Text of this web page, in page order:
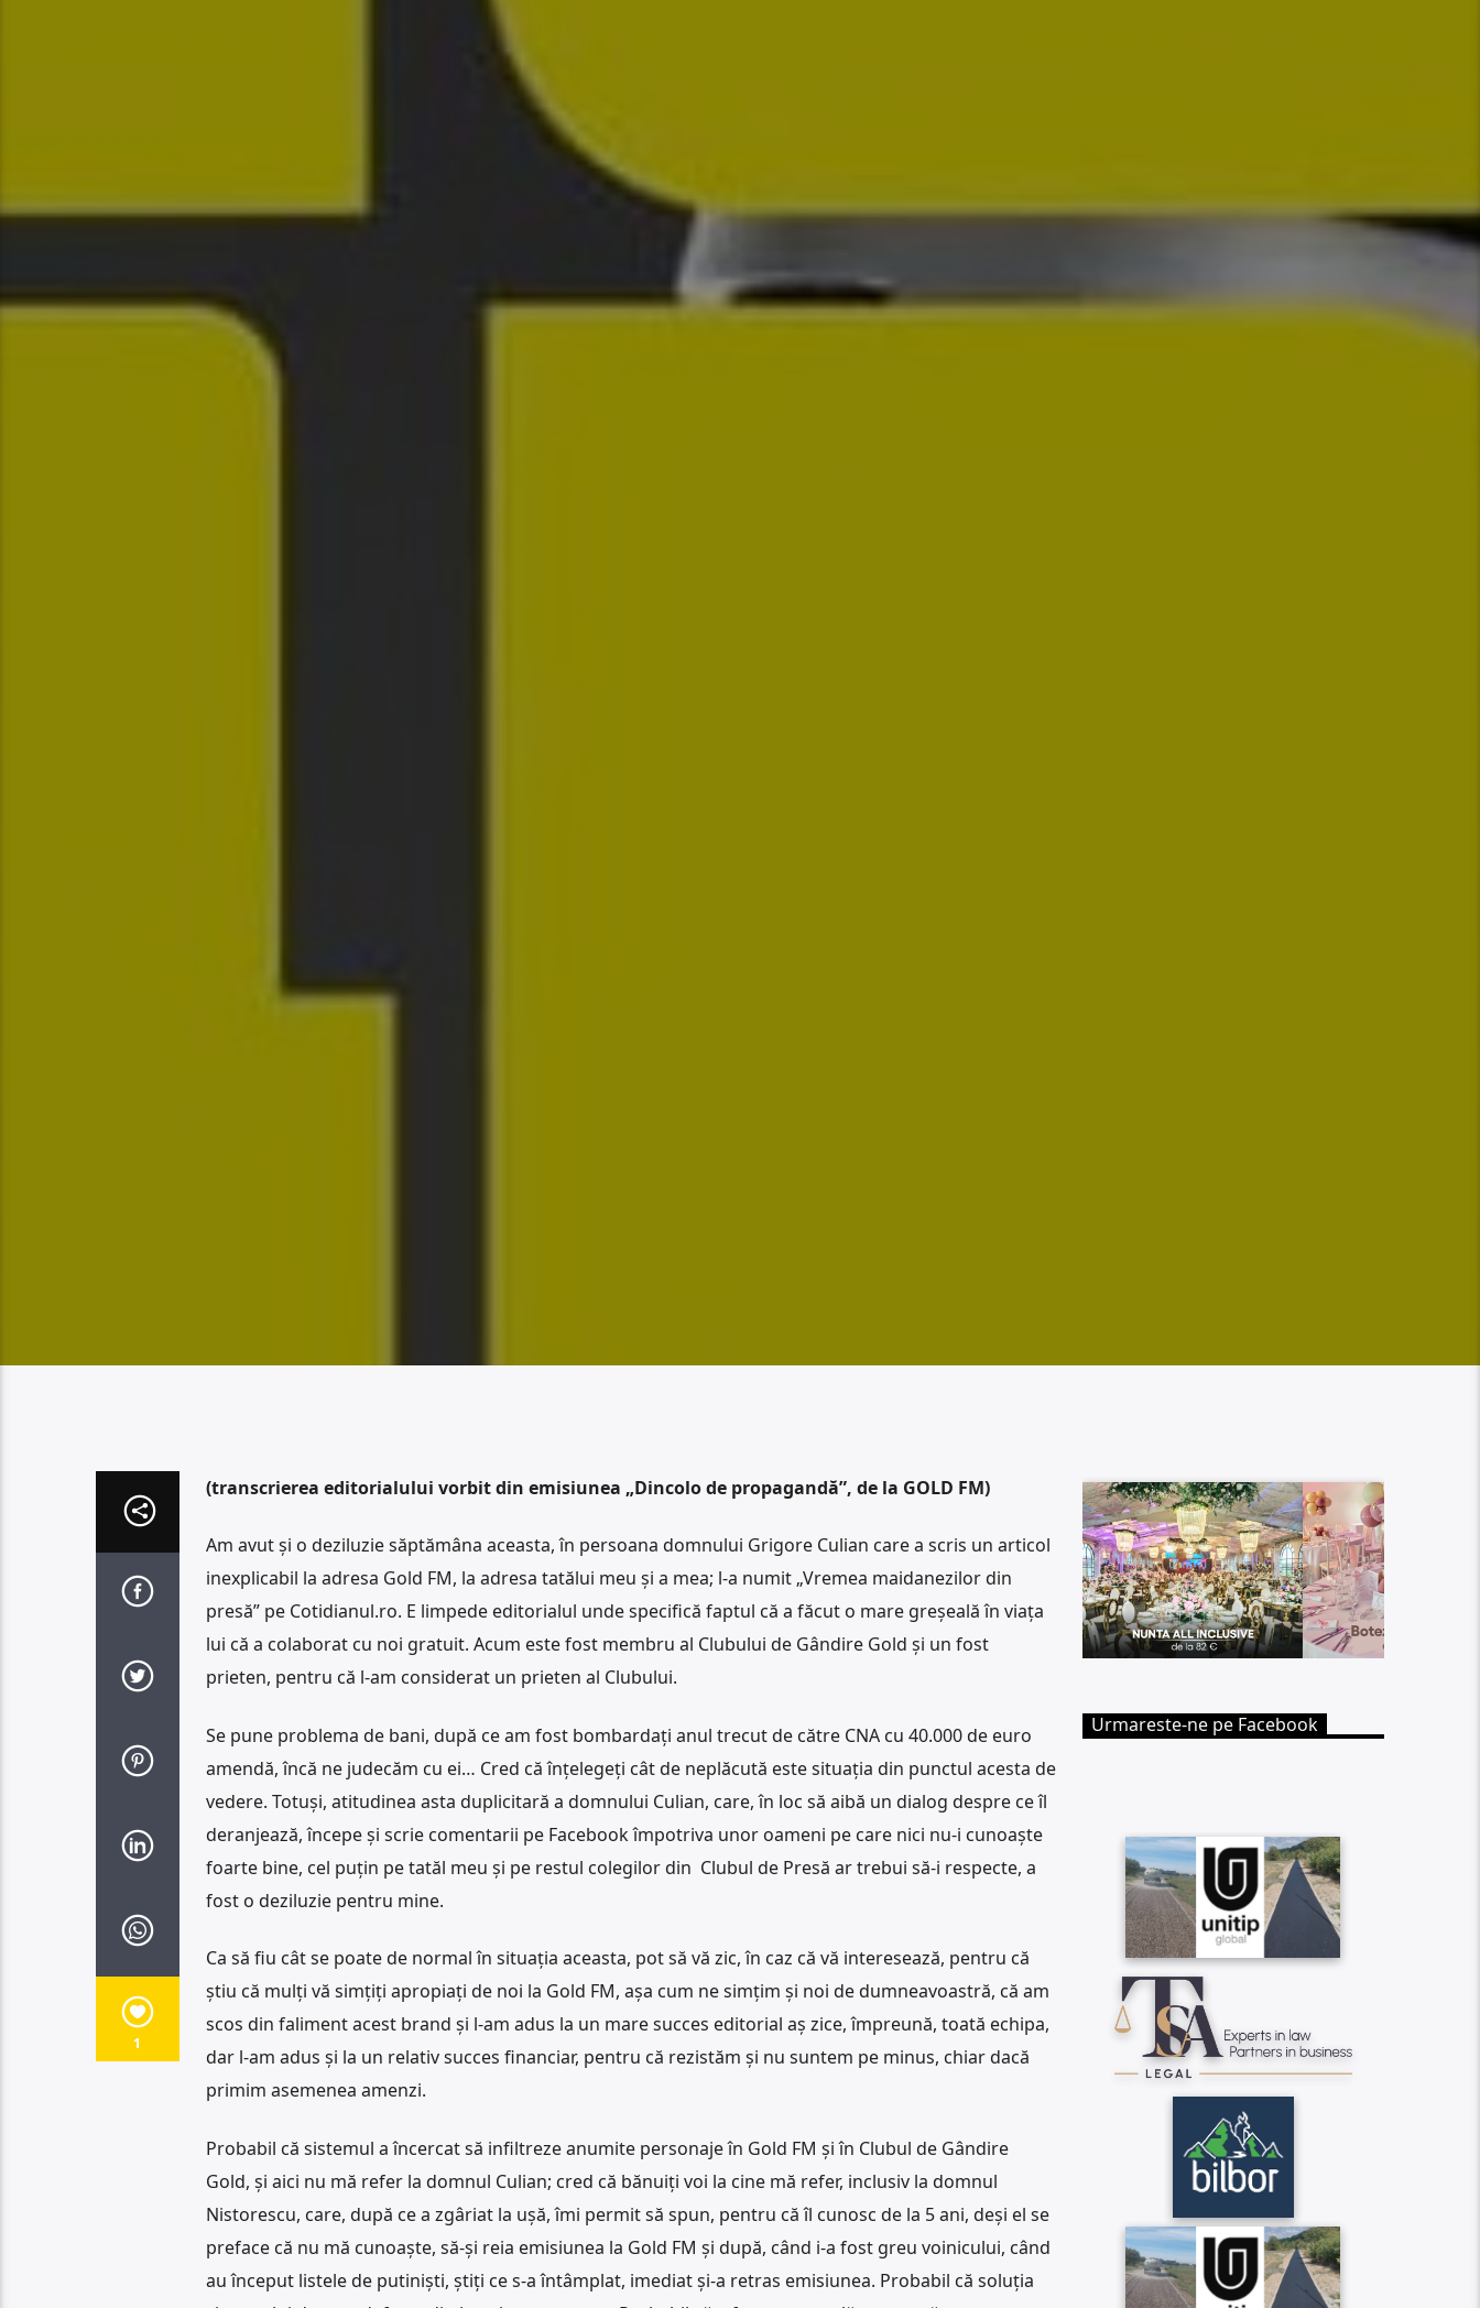
1
(transcrierea editorialului vorbit din emisiunea „Dincolo de propagandă”, de la GOLD FM)
Am avut și o deziluzie săptămâna aceasta, în persoana domnului Grigore Culian care a scris un articol
inexplicabil la adresa Gold FM, la adresa tatălui meu și a mea; l-a numit „Vremea maidanezilor din
presă” pe Cotidianul.ro. E limpede editorialul unde specifică faptul că a făcut o mare greșeală în viața
lui că a colaborat cu noi gratuit. Acum este fost membru al Clubului de Gândire Gold și un fost
prieten, pentru că l-am considerat un prieten al Clubului.
Se pune problema de bani, după ce am fost bombardați anul trecut de către CNA cu 40.000 de euro
amendă, încă ne judecăm cu ei… Cred că înțelegeți cât de neplăcută este situația din punctul acesta de
vedere. Totuși, atitudinea asta duplicitară a domnului Culian, care, în loc să aibă un dialog despre ce îl
deranjează, începe și scrie comentarii pe Facebook împotriva unor oameni pe care nici nu-i cunoaște
foarte bine, cel puțin pe tatăl meu și pe restul colegilor din Clubul de Presă ar trebui să-i respecte, a
fost o deziluzie pentru mine.
Ca să fiu cât se poate de normal în situația aceasta, pot să vă zic, în caz că vă interesează, pentru că
știu că mulți vă simțiți apropiați de noi la Gold FM, așa cum ne simțim și noi de dumneavoastră, că am
scos din faliment acest brand și l-am adus la un mare succes editorial aș zice, împreună, toată echipa,
dar l-am adus și la un relativ succes financiar, pentru că rezistăm și nu suntem pe minus, chiar dacă
primim asemenea amenzi.
Probabil că sistemul a încercat să infiltreze anumite personaje în Gold FM și în Clubul de Gândire
Gold, și aici nu mă refer la domnul Culian; cred că bănuiți voi la cine mă refer, inclusiv la domnul
Nistorescu, care, după ce a zgâriat la ușă, îmi permit să spun, pentru că îl cunosc de la 5 ani, deși el se
preface că nu mă cunoaște, să-și reia emisiunea la Gold FM și după, când i-a fost greu voinicului, când
au început listele de putiniști, știți ce s-a întâmplat, imediat și-a retras emisiunea. Probabil că soluția
Urmareste-ne pe Facebook